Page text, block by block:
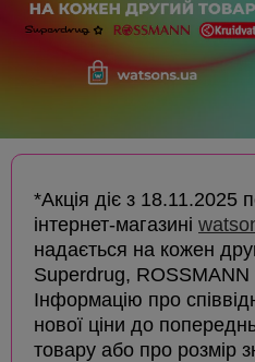
*Акція діє з 18.11.2025
інтернет-магазині
надається на кожен
Superdrug, ROSSMANN
Інформацію про
нової ціни до
товару або про розмір